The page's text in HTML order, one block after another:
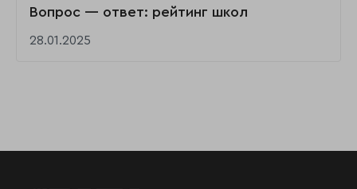
Вопрос — ответ: рейтинг школ
28.01.2025